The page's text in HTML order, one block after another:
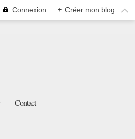
Connexion + Créer mon blog
Contact